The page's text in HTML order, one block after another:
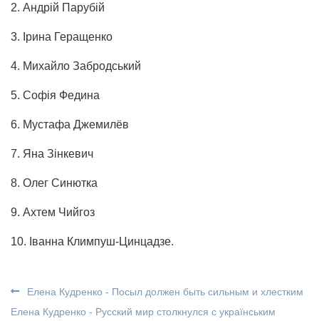
2. Андрій Парубій
3. Ірина Геращенко
4. Михайло Забродський
5. Софія Федина
6. Мустафа Джемилёв
7. Яна Зінкевич
8. Олег Синютка
9. Ахтем Чийгоз
10. Іванна Климпуш-Цинцадзе.
Елена Кудренко - Посыл должен быть сильным и хлестким
Елена Кудренко - Русский мир столкнулся с українським